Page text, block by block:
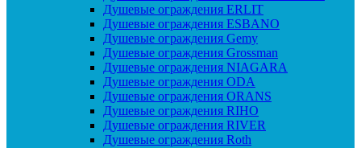
Душевые ограждения ERLIT
Душевые ограждения ESBANO
Душевые ограждения Gemy
Душевые ограждения Grossman
Душевые ограждения NIAGARA
Душевые ограждения ODA
Душевые ограждения ORANS
Душевые ограждения RIHO
Душевые ограждения RIVER
Душевые ограждения Roth